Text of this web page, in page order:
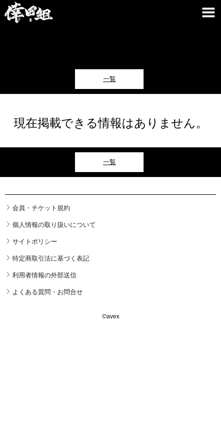
一覧
現在掲載できる情報はありません。
一覧
会員・チケット規約
個人情報の取り扱いについて
サイトポリシー
特定商取引法に基づく表記
利用者情報の外部送信
よくある質問・お問合せ
©avex